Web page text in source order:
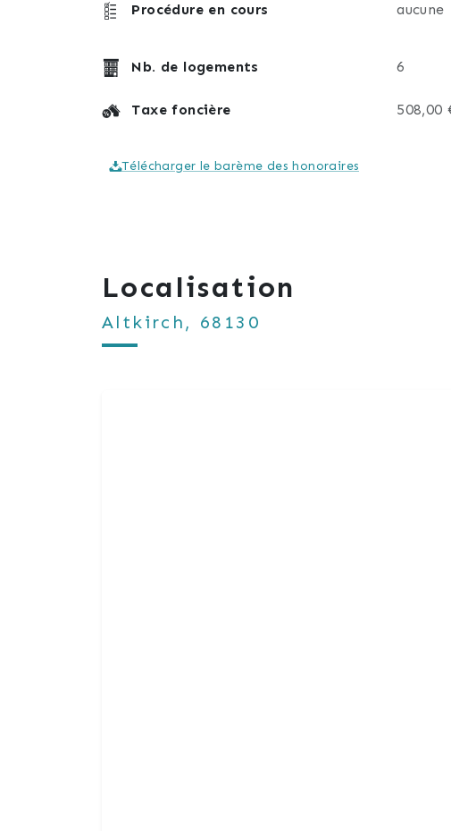
Procédure en cours aucune
Nb. de logements 6
Taxe foncière 508,00
Télécharger le barème des honoraires
Localisation
Altkirch, 68130